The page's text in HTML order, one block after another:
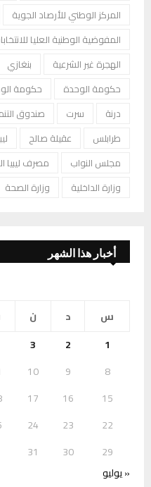
المركز الوطني للأرصاد الجوية
المفوضية الوطنية العليا
الهجرة غير الشرعية
بنغازي
حكومة الوحدة
حكومة
درنة
سرت صندوق
طرابلس
عقيلة صالح
مجلس النواب
مصرف ليبيا
وزارة الداخلية
وزارة الصحة
أخبار هذا الشهر
س
د ن
1
2
3
8
9
10
15
16
17
22
23
24
29
30
31
« يوليو